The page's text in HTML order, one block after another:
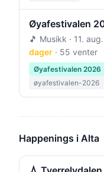
Øyafestivalen
🎵 Musikk · 11.
dager · 55 venter
Øyafestivalen 2026
øyafestivalen-2026
Happenings i Alta